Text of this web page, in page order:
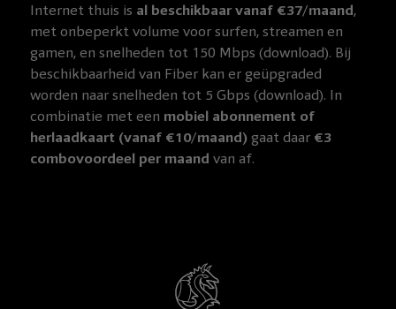
Internet thuis is al beschikbaar vanaf €37/maand,
met onbeperkt volume voor surfen, streamen en
gamen, en snelheden tot 150 Mbps (download). Bij
beschikbaarheid van Fiber kan er geüpgraded
worden naar snelheden tot 5 Gbps (download). In
combinatie met een mobiel abonnement of
herlaadkaart (vanaf €10/maand)gaat daar €3
combovoordeel per maand van af.